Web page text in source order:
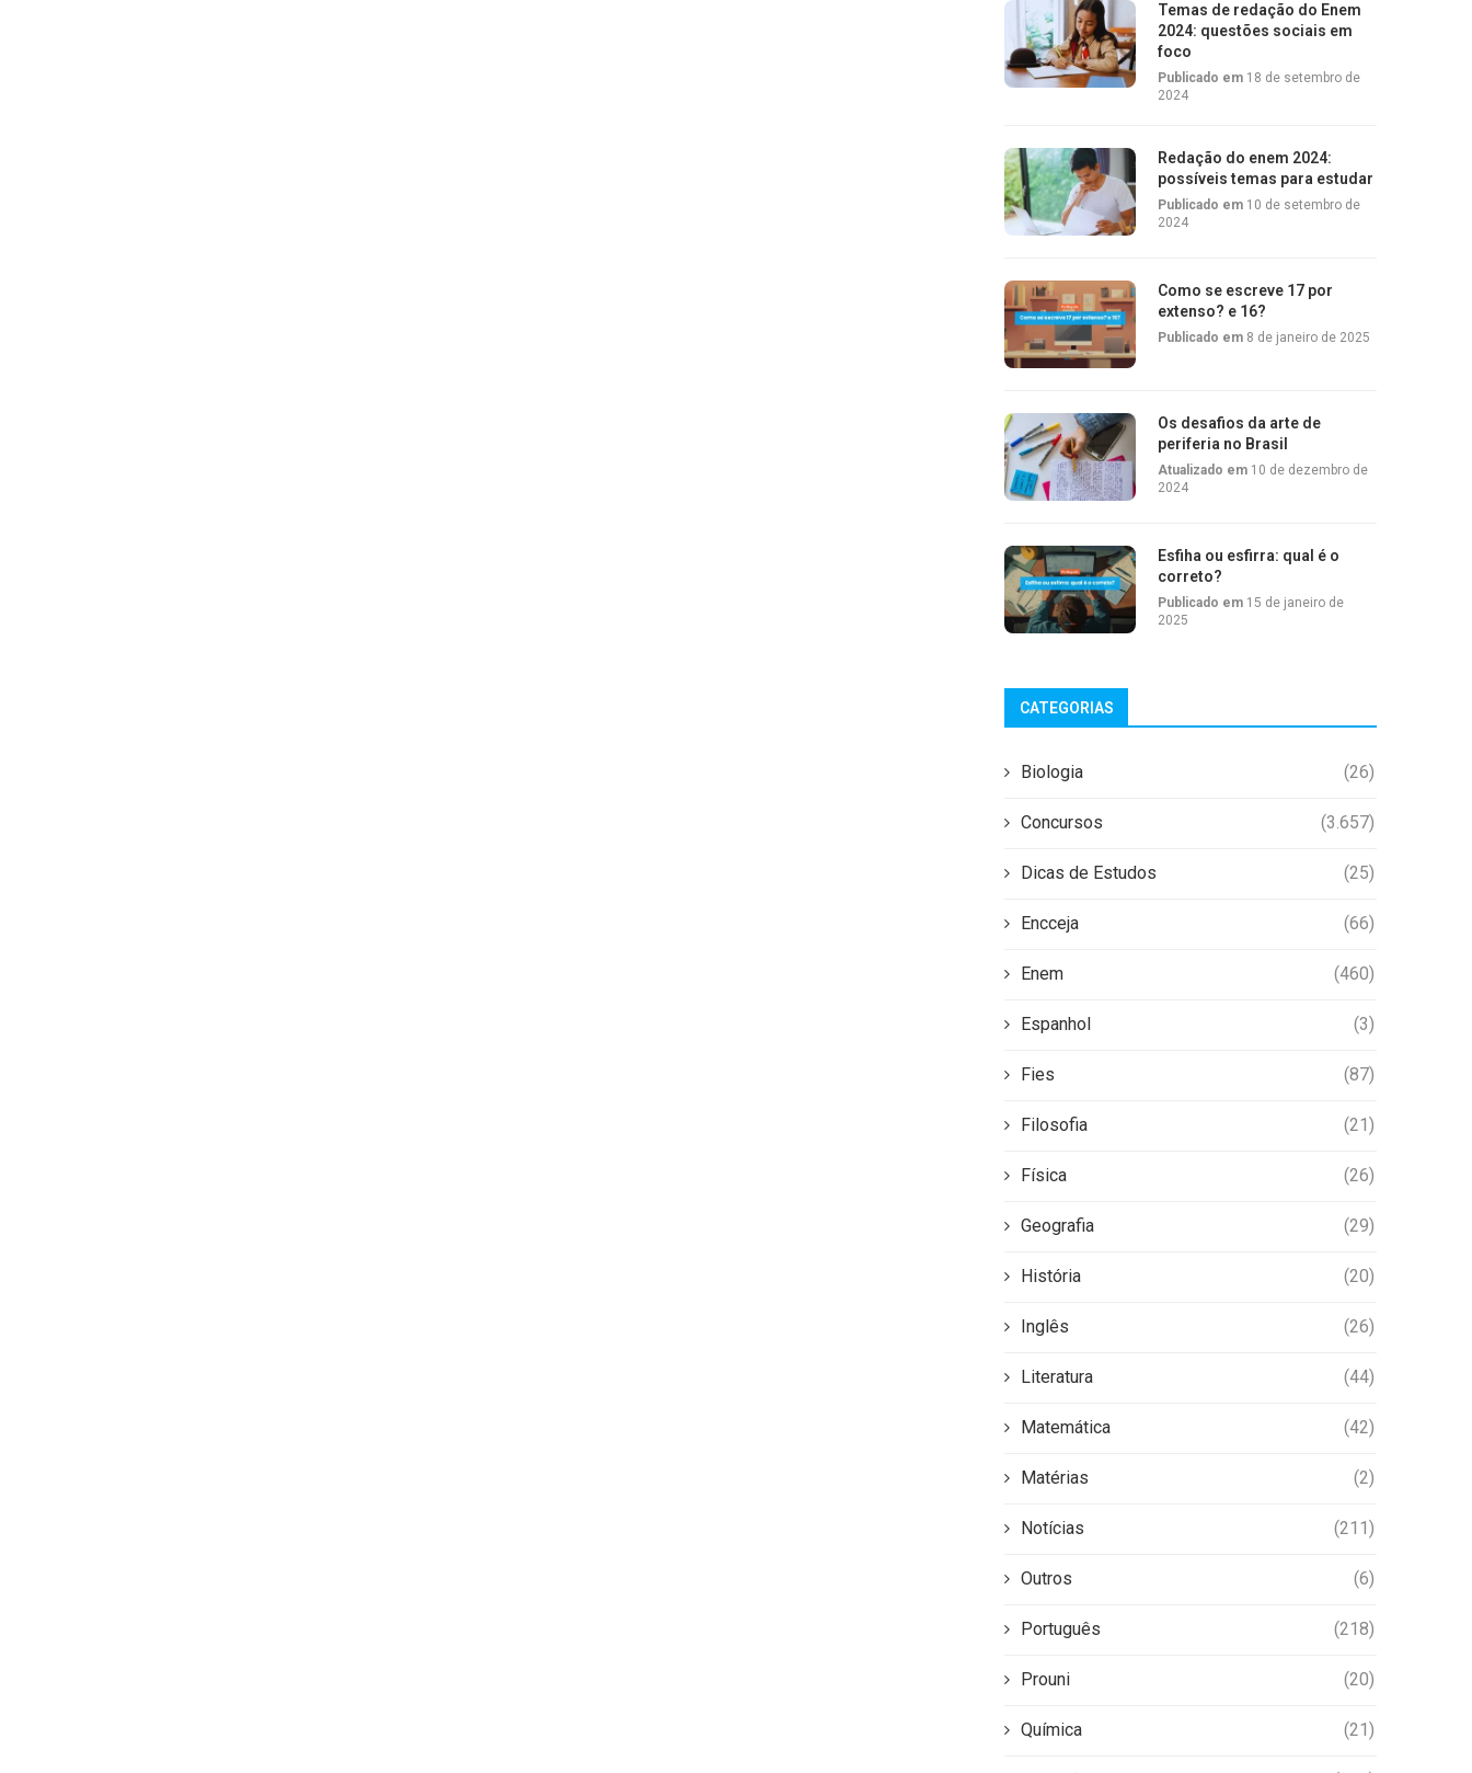
Temas de redação do Enem
2024: questões sociais em
foco
Publicado em 18 de setembro de
2024
Redação do enem 2024:
possíveis temas para estudar
Publicado em 10 de setembro de
2024
Como se escreve 17 por
extenso? e 16?
Publicado em 8 de janeiro de 2025
Os desafios da arte de
periferia no Brasil
Atualizado em 10 de dezembro de
2024
Esfiha ou esfirra: qual é o
correto?
Publicado em 15 de janeiro de
2025
CATEGORIAS
Biologia (26)
Concursos (3.657)
Dicas de Estudos (25)
Encceja (66)
Enem (460)
Espanhol (3)
Fies (87)
Filosofia (21)
Física (26)
Geografia (29)
História (20)
Inglês (26)
Literatura (44)
Matemática (42)
Matérias (2)
Notícias (211)
Outros (6)
Português (218)
Prouni (20)
Química (21)